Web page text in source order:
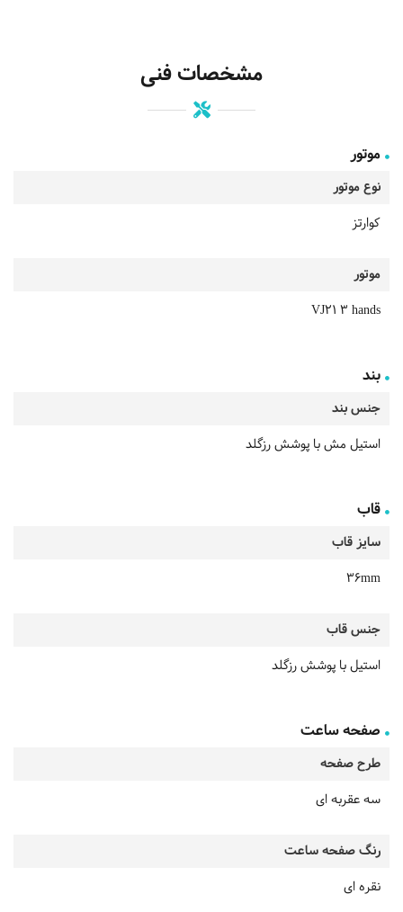
مشخصات فنی
موتور
نوع موتور
کوارتز
موتور
VJ21 3 hands
بند
جنس بند
استیل مش با پوشش رزگلد
قاب
سایز قاب
36mm
جنس قاب
استیل با پوشش رزگلد
صفحه ساعت
طرح صفحه
سه عقربه ای
رنگ صفحه ساعت
نقره ای